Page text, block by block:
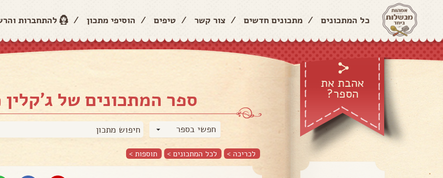
כל המתכונים / מתכונים חדשים / צור קשר / טיפים / הוסיפי מתכון / להתחברות
אהבת את
הספר? ספר המתכונים של ג'קלין
חפשי בספר
לכריכה > לכל המתכונים > תוספות >